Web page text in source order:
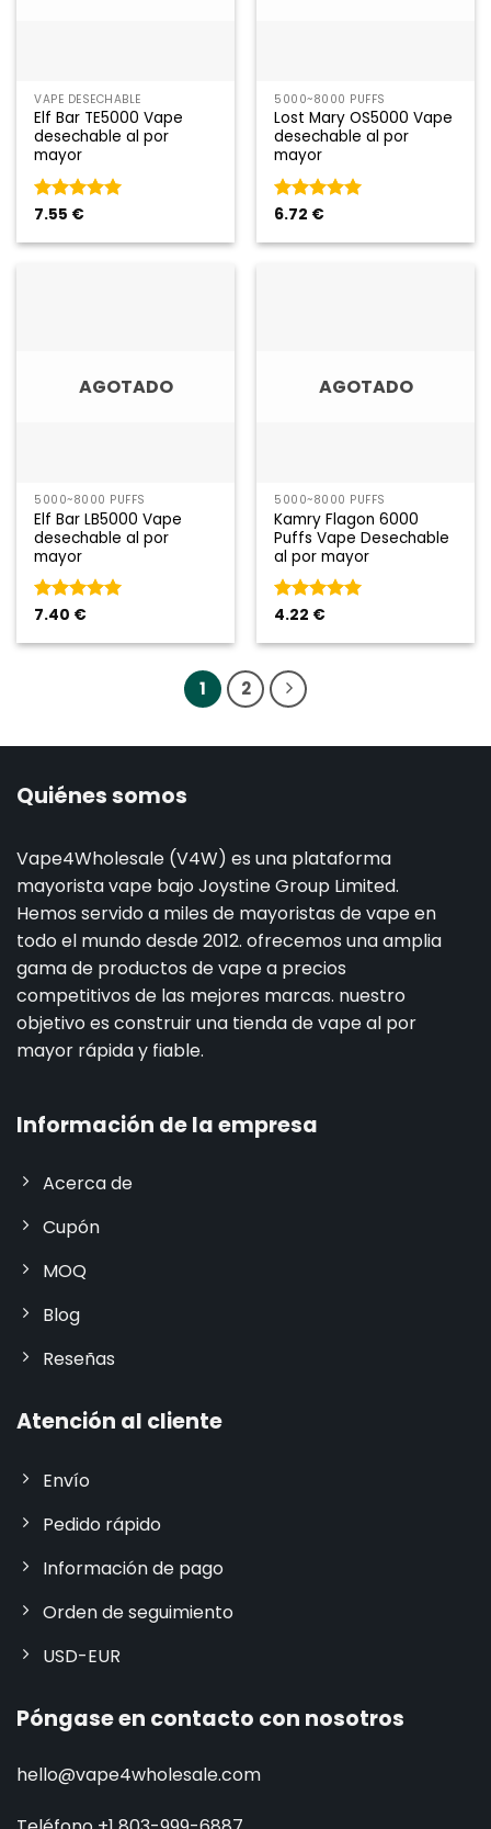
VAPE DESECHABLE
Elf Bar TE5000 Vape
desechable al por
mayor
Rated5
7.55 €
5000~8000 PUFFS
Lost Mary OS5000 Vape
desechable al por
mayor
Rated5
6.72 €
AGOTADO
5000~8000 PUFFS
Elf Bar LB5000 Vape
desechable al por
mayor
Rated5
7.40 €
AGOTADO
5000~8000 PUFFS
Kamry Flagon 6000
Puffs Vape Desechable
al por mayor
Rated5
4.22 €
1 2
Quiénes somos
Vape4Wholesale (V4W) es una plataforma
mayorista vape bajo Joystine Group Limited.
Hemos servido a miles de mayoristas de vape en
todo el mundo desde 2012. ofrecemos una amplia
gama de productos de vape a precios
competitivos de las mejores marcas. nuestro
objetivo es construir una tienda de vape al por
mayor rápida y fiable.
Información de la empresa
Acerca de
Cupón
MOQ
Blog
Reseñas
Atención al cliente
Envío
Pedido rápido
Información de pago
Orden de seguimiento
USD-EUR
Póngase en contacto con nosotros
hello@vape4wholesale.com